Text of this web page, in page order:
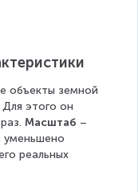
объекты земной
Для этого он
Масштаб –
уменьшено
реальных